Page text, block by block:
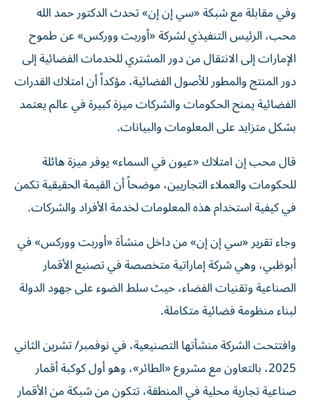
وفي مقابلة مع شبكة «سي إن إن» تحدث الدكتور حمد الله
محب، الرئيس التنفيذي لشركة «أوربت ووركس» عن طموح
الإمارات إلى الانتقال من دور المشتري للخدمات الفضائية إلى
دور المنتج والمطور للأصول الفضائية، مؤكداً أن امتلاك القدرات
الفضائية يمنح الحكومات والشركات ميزة كبيرة في عالم يعتمد
بشكل متزايد على المعلومات والبيانات.
قال محب إن امتلاك «عيون في السماء» يوفر ميزة هائلة
للحكومات والعملاء التجاريين، موضحاً أن القيمة الحقيقية تكمن
في كيفية استخدام هذه المعلومات لخدمة الأفراد والشركات.
وجاء تقرير «سي إن إن» من داخل منشأة «أوربت ووركس» في
أبوظبي، وهي شركة إماراتية متخصصة في تصنيع الأقمار
الصناعية وتقنيات الفضاء، حيث سلط الضوء على جهود الدولة
لبناء منظومة فضائية متكاملة.
وافتتحت الشركة منشأتها التصنيعية، في نوفمبر/ تشرين الثاني
2025، بالتعاون مع مشروع «الطائر»، وهو أول كوكبة أقمار
صناعية تجارية محلية في المنطقة، تتكون من شبكة من الأقمار